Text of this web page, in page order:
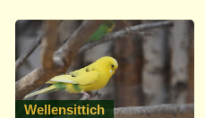
Wellensittich